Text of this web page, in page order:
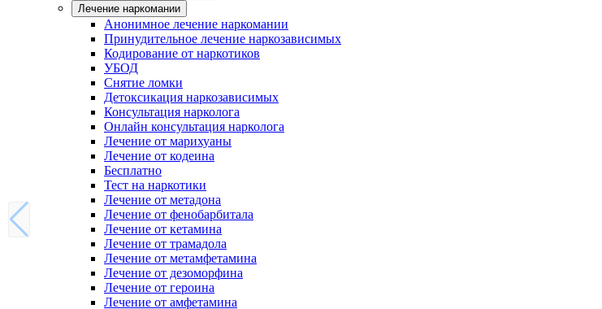
Лечение наркомании
Анонимное лечение наркомании
Принудительное лечение наркозависимых
Кодирование от наркотиков
УБОД
Снятие ломки
Детоксикация наркозависимых
Консультация нарколога
Онлайн консультация нарколога
Лечение от марихуаны
Лечение от кодеина
Бесплатно
Тест на наркотики
Лечение от метадона
Лечение от фенобарбитала
Лечение от кетамина
Лечение от трамадола
Лечение от метамфетамина
Лечение от дезоморфина
Лечение от героина
Лечение от амфетамина